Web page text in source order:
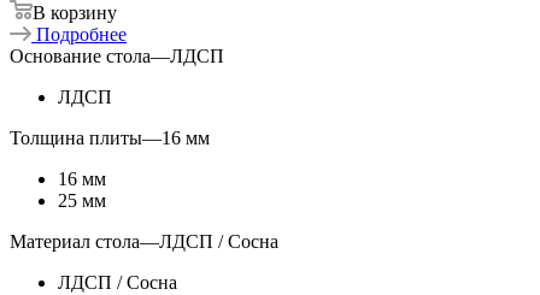
В корзину
Подробнее
Основание стола—ЛДСП
ЛДСП
Толщина плиты—16 мм
16 мм
25 мм
Материал стола—ЛДСП / Сосна
ЛДСП / Сосна